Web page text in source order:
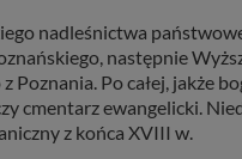
nadleśnictwa
następnie
Poznania. Po całej, jakże
cmentarz ewangelicki.
z końca XVIII w.